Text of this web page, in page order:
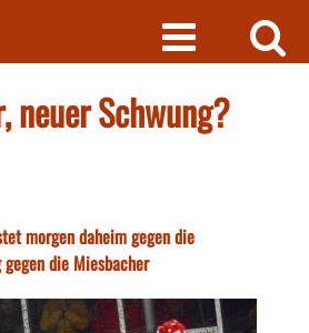
neuer Schwung?
morgen daheim gegen die
die Miesbacher